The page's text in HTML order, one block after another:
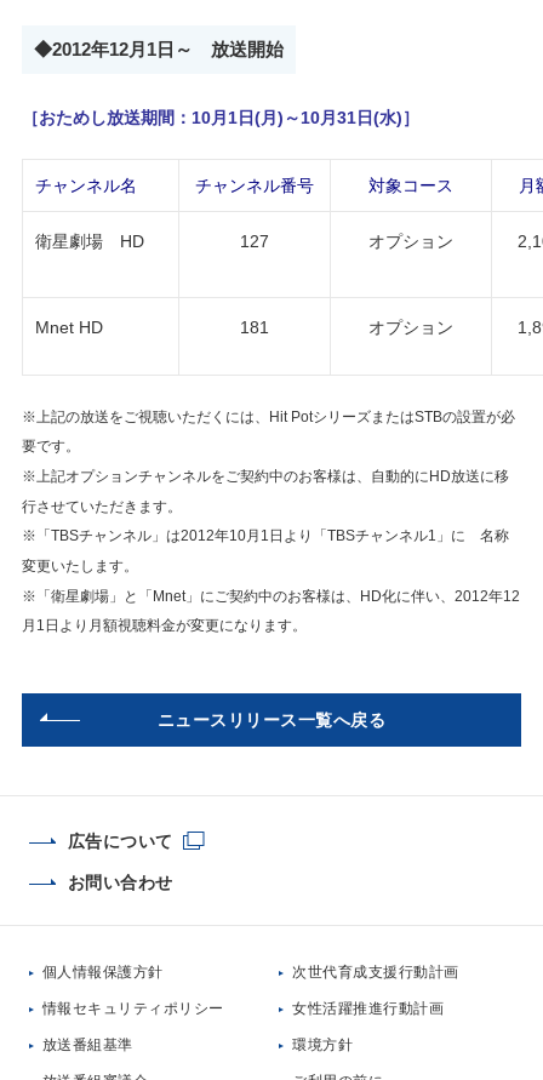
◆2012年12月1日～ 放送開始
［おためし放送期間：10月1日(月)～10月31日(水)］
チャンネル名 チャンネル番号 対象コース 月
衛星劇場 HD 127 オプション
Mnet HD 181 オプション
※上記の放送をご視聴いただくには、Hit PotシリーズまたはSTBの設置が必
要です。
※上記オプションチャンネルをご契約中のお客様は、自動的にHD放送に移
行させていただきます。
※「TBSチャンネル」は2012年10月1日より「TBSチャンネル1」に 名称
変更いたします。
※「衛星劇場」と「Mnet」にご契約中のお客様は、HD化に伴い、2012年12
月1日より月額視聴料金が変更になります。
ニュースリリース一覧へ戻る
広告について
お問い合わせ
個人情報保護方針
情報セキュリティポリシー
放送番組基準
次世代育成支援行動計画
女性活躍推進行動計画
環境方針